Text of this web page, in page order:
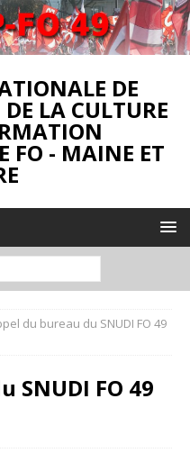
DE
LA CULTURE
FO - MAINE ET
du bureau du SNUDI FO 49
SNUDI FO 49